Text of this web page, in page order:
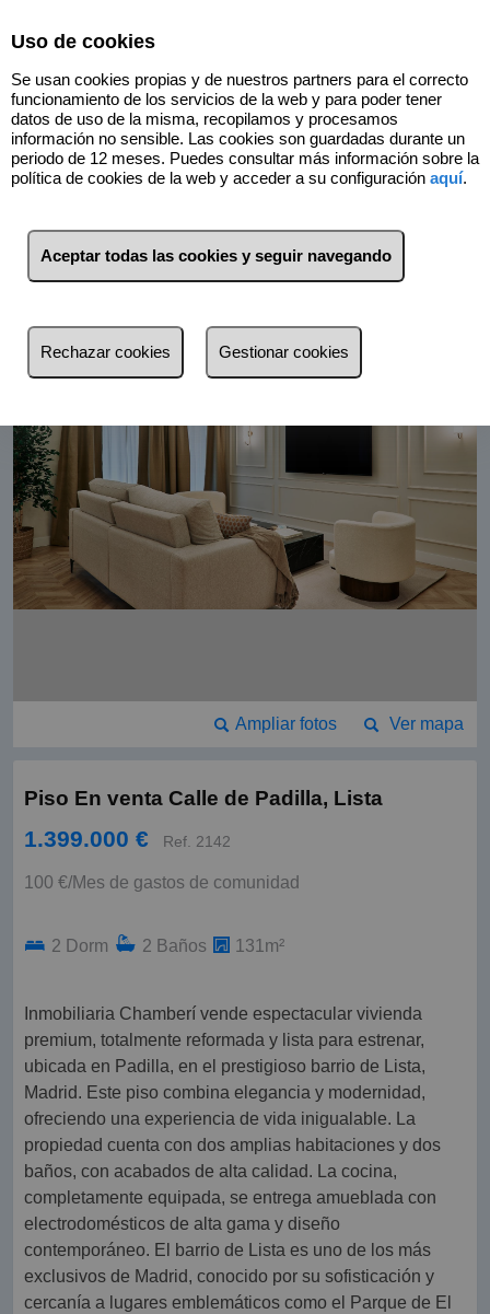
Volver
Ver mapa
Ampliar fotos
Piso En venta Calle de Padilla, Lista
1.399.000 € Ref. 2142
100 €/Mes de gastos de comunidad
2 Dorm 2 Baños 131m²
premium, totalmente reformada y lista para estrenar,
ubicada en Padilla, en el prestigioso barrio de Lista,
Madrid. Este piso combina elegancia y modernidad,
ofreciendo una experiencia de vida inigualable. La
propiedad cuenta con dos amplias habitaciones y dos
baños, con acabados de alta calidad. La cocina,
completamente equipada, se entrega amueblada con
electrodomésticos de alta gama y diseño
contemporáneo. El barrio de Lista es uno de los más
exclusivos de Madrid, conocido por su sofisticación y
cercanía a lugares emblemáticos como el Parque de El
Uso de cookies
Se usan cookies propias y de nuestros partners para el correcto
funcionamiento de los servicios de la web y para poder tener
datos de uso de la misma, recopilamos y procesamos
información no sensible. Las cookies son guardadas durante un
periodo de 12 meses. Puedes consultar más información sobre la
política de cookies de la web y acceder a su configuración aquí.
Aceptar todas las cookies y seguir navegando
Rechazar cookies Gestionar cookies